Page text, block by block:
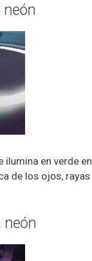
neón
ilumina en verde
de los ojos,
neón